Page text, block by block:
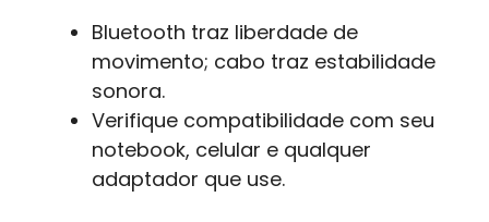
Bluetooth traz liberdade de
movimento; cabo traz estabilidade
sonora.
Verifique compatibilidade com seu
notebook, celular e qualquer
adaptador que use.